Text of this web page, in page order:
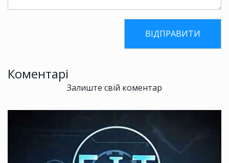
Коментарі
Залиште свій коментар